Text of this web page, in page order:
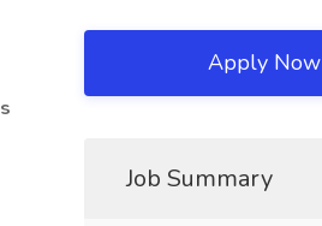
Apply Now
Job Summary